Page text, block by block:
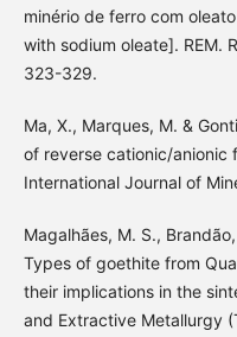
minério de ferro com
with sodium oleate]. REM.
323-329.
Ma, X., Marques, M. &
of reverse cationic/anionic
International Journal of
Magalhães, M. S.,
Types of goethite from
their implications in the
and Extractive Metallurgy